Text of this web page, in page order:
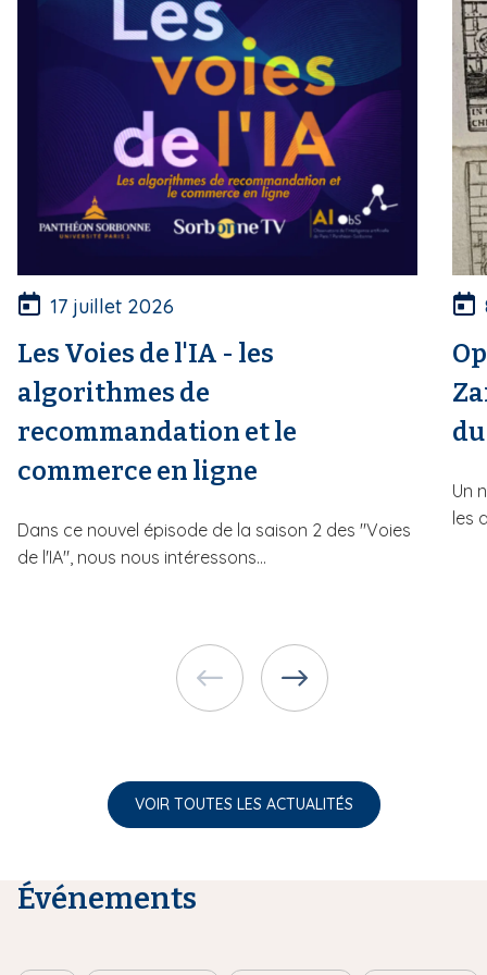
17 juillet 2026
Les Voies de l'IA - les
algorithmes de
recommandation et le
commerce en ligne
Dans ce nouvel épisode de la saison 2 des "Voies
de l'IA", nous nous intéressons...
Un
les
VOIR TOUTES LES ACTUALITÉS
Événements